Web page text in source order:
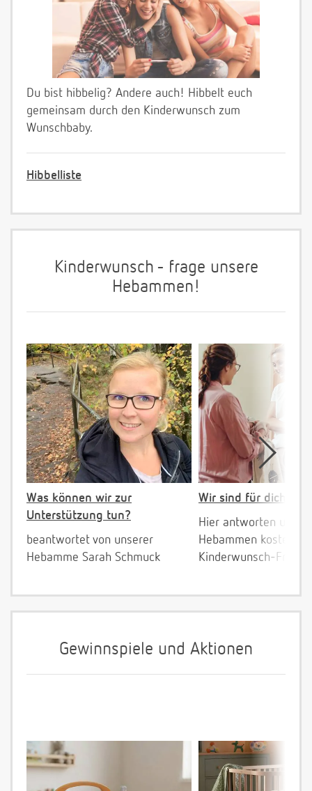
Du bist hibbelig? Andere auch! Hibbelt euch
gemeinsam durch den Kinderwunsch zum
Wunschbaby.
Hibbelliste
Kinderwunsch - frage unsere
Hebammen!
Was können wir zur
Unterstützung tun?
beantwortet von unserer
Hebamme Sarah Schmuck
Wir sind für dich da!
Hier antworten
Hebammen
Kinderwunsch-Fragen
Gewinnspiele und Aktionen